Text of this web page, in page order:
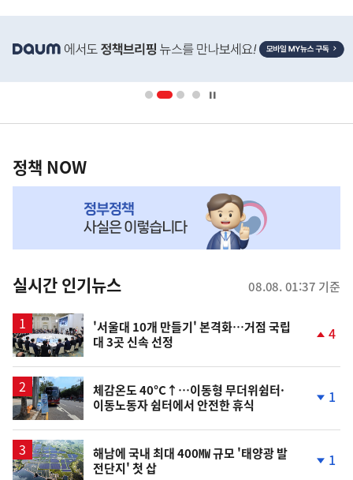
단
영
책
NOW,
뉴
스
정책 NOW
실시간 인기뉴스 08.08. 01:37 기준
'서울대 10개 만들기' 본격화…거점 국립
대 3곳 신속 선정
상
4
체감온도 40°C↑…이동형 무더위쉼터·
이동노동자 쉼터에서 안전한 휴식
하
1
해남에 국내 최대 400㎿ 규모 '태양광 발
전단지' 첫 삽
1